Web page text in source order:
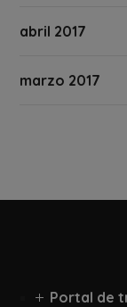
abril 2017
marzo 2017
Portal de